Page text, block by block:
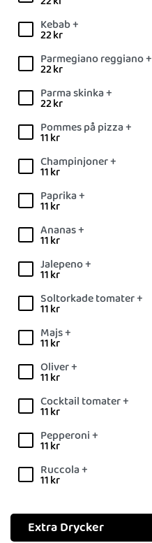
Kebab +
22kr
Parmegiano reggiano +
22kr
Parma skinka +
22kr
Pommes på pizza +
11kr
Champinjoner +
11kr
Paprika +
11kr
Ananas +
11kr
Jalepeno +
11kr
Soltorkade tomater +
11kr
Majs +
11kr
Oliver +
11kr
Cocktail tomater +
11kr
Pepperoni +
11kr
Ruccola +
11kr
Extra Drycker